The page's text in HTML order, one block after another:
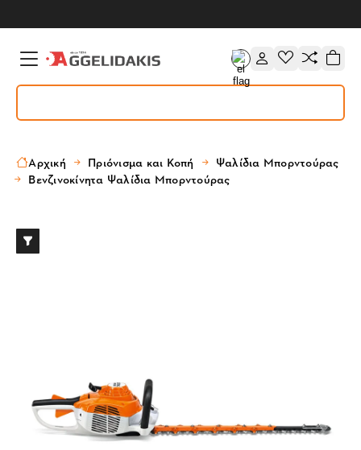
Αρχική Πριόνισμα και Κοπή
Ψαλίδια Μπορντούρας
Βενζινοκίνητα Ψαλίδια Μπορντούρας